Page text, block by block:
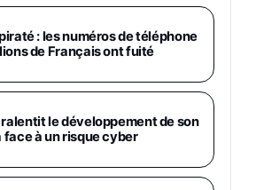
Ultra 256 Go Violet
Fnac (Vendeur Tiers)
- Casque Enfant - Bleu &
Audio 5 Casques, Blanc
Fnac (Vendeur Tiers)
Routeur sans Fil Double
(Serveur et Client VPN, Triple
: les numéros de téléphone
de Français ont fuité
le développement de son
face à un risque cyber